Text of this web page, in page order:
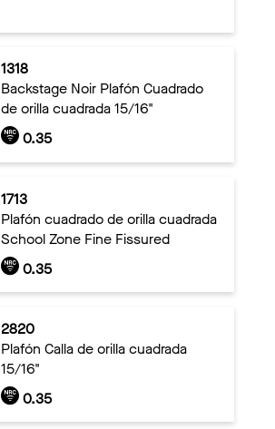
1318
Backstage Noir Plafón Cuadrado
de orilla cuadrada 15/16"
0.35
1713
Plafón cuadrado de orilla cuadrada
School Zone Fine Fissured
0.35
2820
Plafón Calla de orilla cuadrada
15/16"
0.35